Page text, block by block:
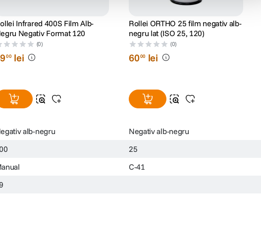
Infrared 400S Film Alb-
Negativ Format 120
(0)
00 lei
Rollei ORTHO 25 film negativ alb-
negru lat (ISO 25, 120)
(0)
6000 lei
alb-negru Negativ alb-negru
25
C-41